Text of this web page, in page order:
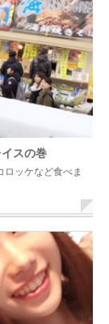
スの巻
ッケなど食べま